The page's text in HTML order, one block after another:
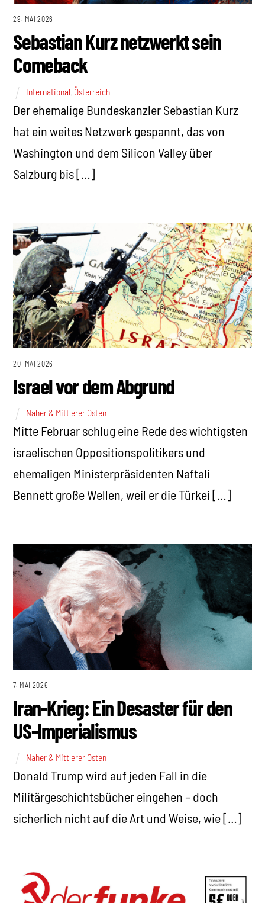
29. MAI 2026
Sebastian Kurz netzwerkt sein
Comeback
International Österreich
Der ehemalige Bundeskanzler Sebastian Kurz
hat ein weites Netzwerk gespannt, das von
Washington und dem Silicon Valley über
Salzburg bis […]
20. MAI 2026
Israel vor dem Abgrund
Naher & Mittlerer Osten
Mitte Februar schlug eine Rede des wichtigsten
israelischen Oppositionspolitikers und
ehemaligen Ministerpräsidenten Naftali
Bennett große Wellen, weil er die Türkei […]
7. MAI 2026
Iran-Krieg: Ein Desaster für den
US-Imperialismus
Naher & Mittlerer Osten
Donald Trump wird auf jeden Fall in die
Militärgeschichtsbücher eingehen – doch
sicherlich nicht auf die Art und Weise, wie […]